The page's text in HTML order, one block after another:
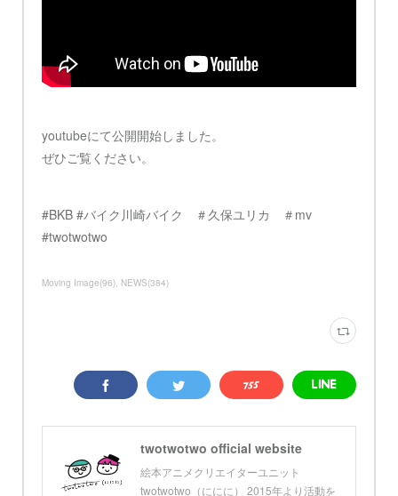
youtubeにて公開開始しました。
ぜひご覧ください。
#BKB #バイク川崎バイク ＃久保ユリカ ＃mv
#twotwotwo
Moving Image(96) NEWS(384)
twotwotwo official website
絵本アニメクリエイターユニット
twotwotwo（ににに） 2015年より活動を